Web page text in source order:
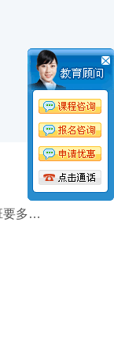
2023年枣庄中级焊工证培训班要多少钱